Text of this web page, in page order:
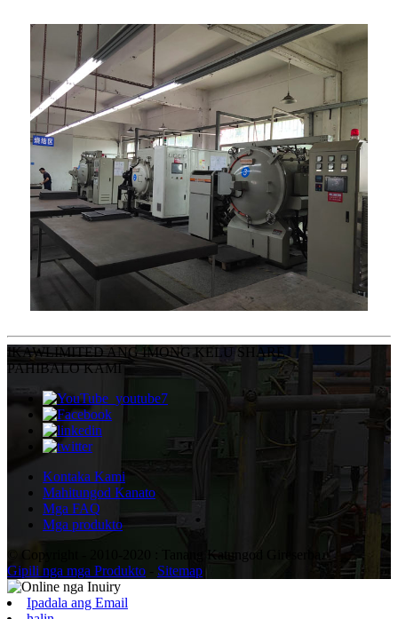
IKAWLIMITED ANG IMONG KELU SHARE
PAHIBALO KAMI
Kontaka Kami
Mahitungod Kanato
Mga FAQ
Mga produkto
© Copyright - 2010-2020 : Tanang Katungod Gireserba.
Gipili nga mga Produkto
Sitemap
Ipadala ang Email